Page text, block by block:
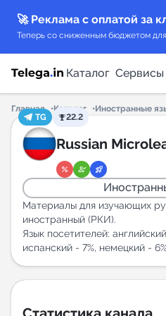
🚀 Реклама с оплатой за
Теперь со сниженным бюджетом
Каталог Сервисы
Каталог каналов
Каталог ботов
Горящие
Индекс читаемости
New
Главная Каталог Иностранные
TG
22.2
Russian
Материалы для изучающих
иностранный (РКИ).
Язык посетителей:
испанский - 7%, немецкий -